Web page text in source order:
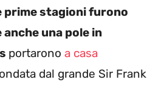
prime stagioni furono
una pole in
portarono a casa
dal grande Sir Frank